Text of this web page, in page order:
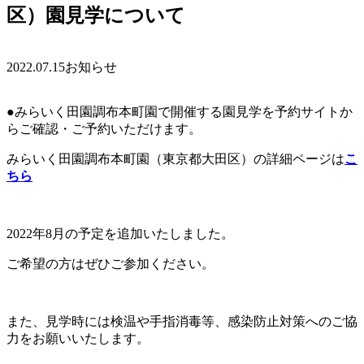
区）園見学について
2022.07.15お知らせ
●みらいく田園調布本町園で開催する園見学を予約サイトか
らご確認・ご予約いただけます。
みらいく田園調布本町園（東京都大田区）の詳細ページはこ
ちら
2022年8月の予定を追加いたしました。
ご希望の方はぜひご参加ください。
また、見学時には検温や手指消毒等、感染防止対策へのご協
力をお願いいたします。